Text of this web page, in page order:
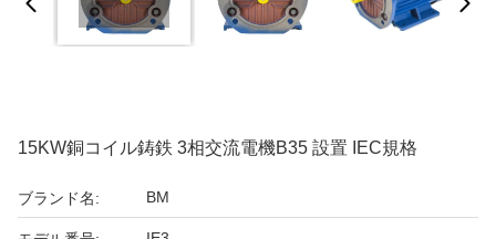
15KW銅コイル鋳鉄 3相交流電機B35 設置 IEC規格
ブランド名: BM